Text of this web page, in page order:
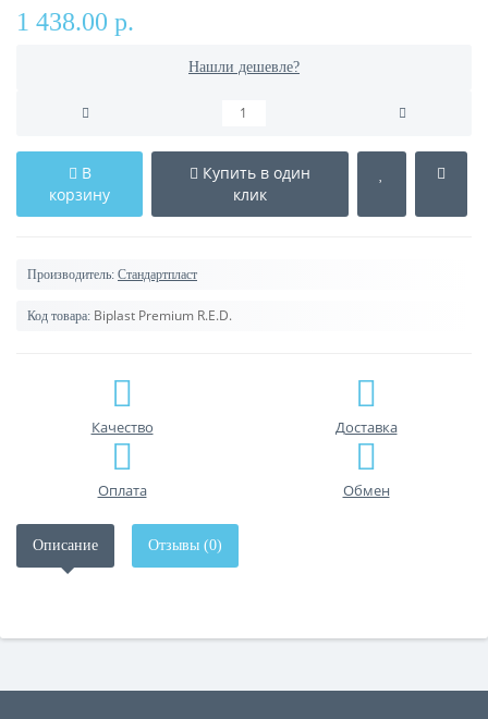
1 438.00 р.
Нашли дешевле?
В
корзину
Купить в один
клик
Производитель: Стандартпласт
Код товара: Biplast Premium R.E.D.
Качество Доставка
Оплата Обмен
Описание Отзывы (0)